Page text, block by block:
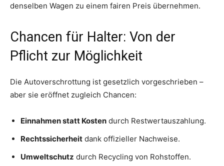
denselben Wagen zu einem fairen Preis übernehmen.
Chancen für Halter: Von der
Pflicht zur Möglichkeit
Die Autoverschrottung ist gesetzlich vorgeschrieben –
aber sie eröffnet zugleich Chancen:
Einnahmen statt Kosten durch Restwertauszahlung.
Rechtssicherheit dank offizieller Nachweise.
Umweltschutz durch Recycling von Rohstoffen.